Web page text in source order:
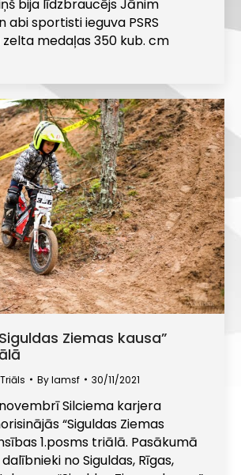
bija līdzbraucējs Jānim
abi sportisti ieguva PSRS
medaļas 350 kub. cm
Ziemas kausa”
Triāls Bylamsf 30/11/2021
Silciema karjera
“Siguldas Ziemas
1.posms triālā. Pasākumā
no Siguldas, Rīgas,